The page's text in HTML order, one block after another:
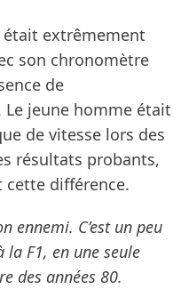
était extrêmement
son chronomètre
de
jeune homme était
de vitesse lors des
résultats probants,
cette différence.
ennemi. C’est un peu
F1, en une seule
des années 80.